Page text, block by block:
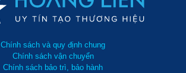
Chính sách và quy định chung
Chính sách vận chuyển
Chính sách bảo trì, bảo hành